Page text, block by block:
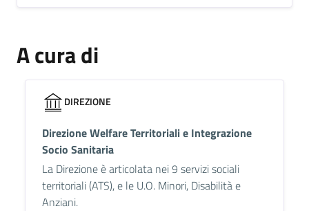
A cura di
DIREZIONE
Direzione Welfare Territoriali e Integrazione
Socio Sanitaria
La Direzione è articolata nei 9 servizi sociali
territoriali (ATS), e le U.O. Minori, Disabilità e
Anziani.